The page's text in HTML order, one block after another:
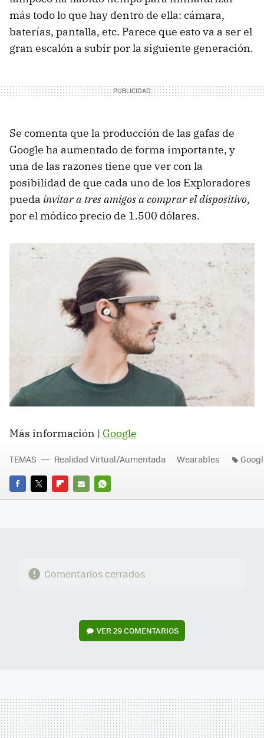
más todo lo que hay dentro de ella: cámara,
baterías, pantalla, etc. Parece que esto va a ser el
gran escalón a subir por la siguiente generación.
Se comenta que la producción de las gafas de
Google ha aumentado de forma importante, y
una de las razones tiene que ver con la
posibilidad de que cada uno de los Exploradores
pueda invitar a tres amigos a comprar el dispositivo,
por el módico precio de 1.500 dólares.
Más información | Google
FACEBOOK
TWITTERFLIPBOARD
E-
WHATSAPP
TEMAS Realidad Virtual/Aumentada Wearables
Comentarios cerrados
VER29 COMENTARIOS